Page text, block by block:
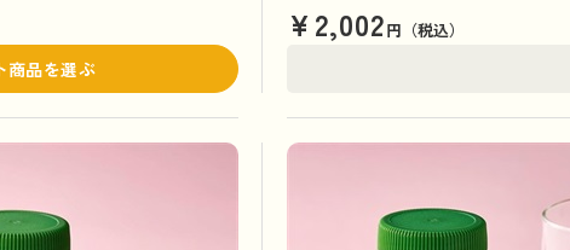
商品を選ぶ
¥2,002円（税込）